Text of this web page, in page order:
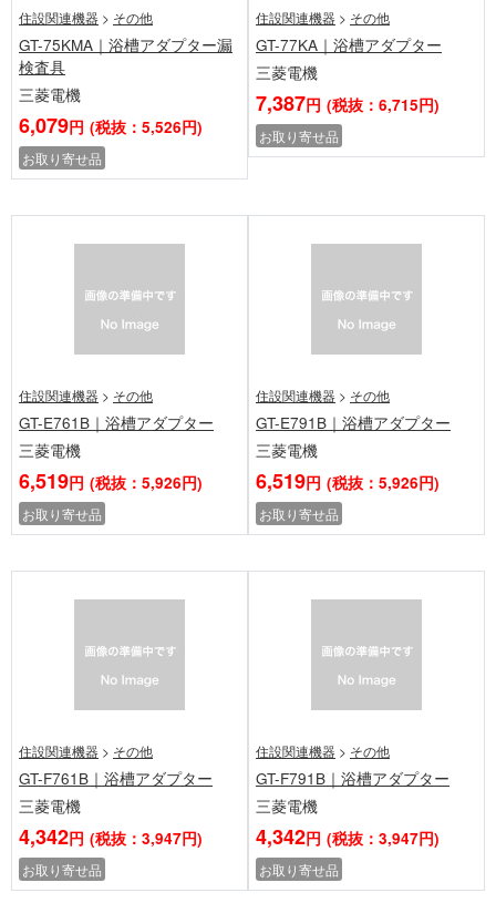
住設関連機器 > その他
GT-75KMA｜浴槽アダプター漏
検査具
三菱電機
6,079円 (税抜：5,526円)
お取り寄せ品
住設関連機器 > その他
GT-77KA｜浴槽アダプター
三菱電機
7,387円 (税抜：6,715円)
お取り寄せ品
住設関連機器 > その他
GT-E761B｜浴槽アダプター
三菱電機
6,519円 (税抜：5,926円)
お取り寄せ品
住設関連機器 > その他
GT-E791B｜浴槽アダプター
三菱電機
6,519円 (税抜：5,926円)
お取り寄せ品
住設関連機器 > その他
GT-F761B｜浴槽アダプター
三菱電機
4,342円 (税抜：3,947円)
お取り寄せ品
住設関連機器 > その他
GT-F791B｜浴槽アダプター
三菱電機
4,342円 (税抜：3,947円)
お取り寄せ品